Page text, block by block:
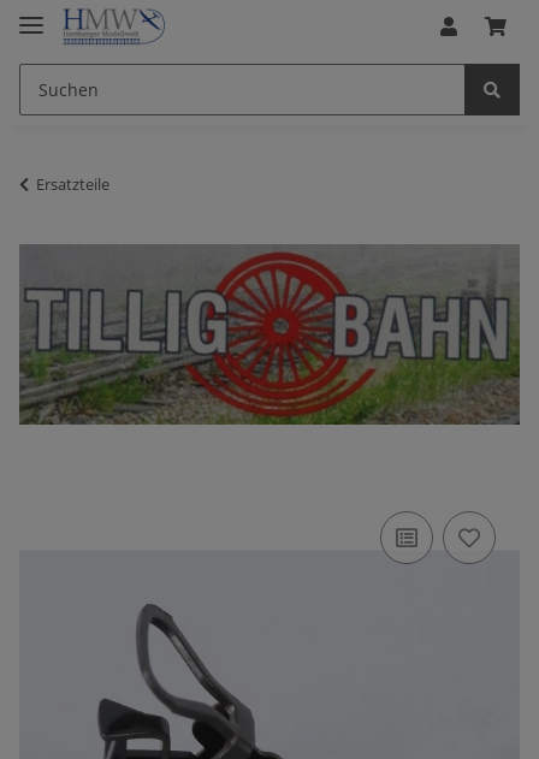
Ersatzteile